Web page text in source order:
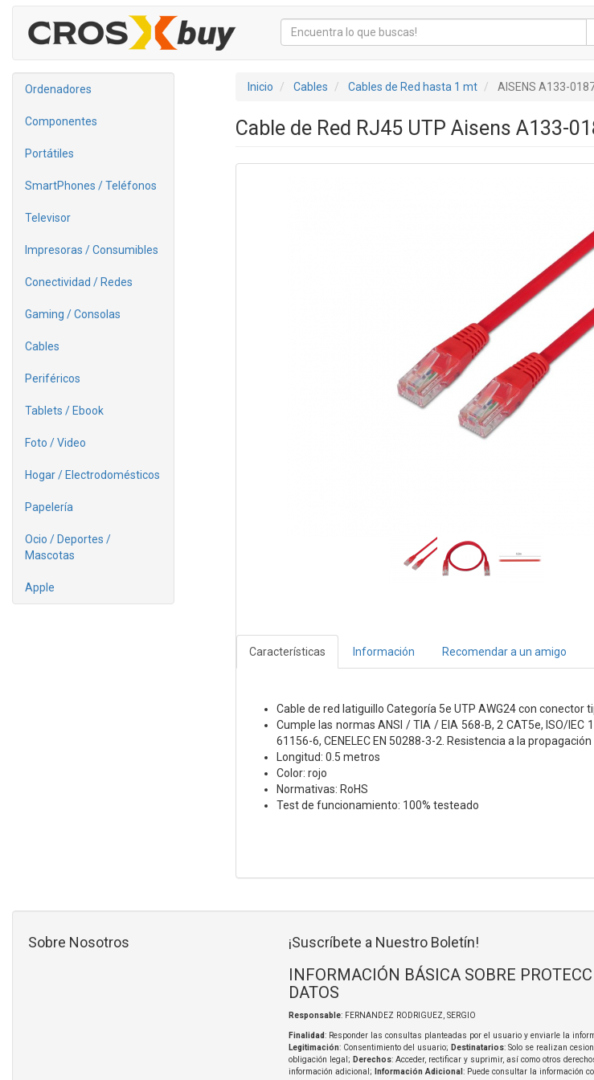
Ordenadores
Componentes
Portátiles
SmartPhones / Teléfonos
Televisor
Impresoras / Consumibles
Conectividad / Redes
Gaming / Consolas
Cables
Periféricos
Tablets / Ebook
Foto / Video
Hogar / Electrodomésticos
Papelería
Ocio / Deportes /
Mascotas
Apple
Inicio Cables Cables de Red hasta 1 mt AISENS A133-
Cable de Red RJ45 UTP Aisens A133-
Características Información Recomendar a un amigo
Cable de red latiguillo Categoría 5e UTP AWG24 con conector
Cumple las normas ANSI / TIA / EIA 568-B, 2 CAT5e, ISO/IEC
61156-6, CENELEC EN 50288-3-2. Resistencia a la
Longitud: 0.5 metros
Color: rojo
Normativas: RoHS
Test de funcionamiento: 100% testeado
Sobre Nosotros ¡Suscríbete a Nuestro Boletín!
INFORMACIÓN BÁSICA SOBRE
DATOS
Responsable: FERNANDEZ RODRIGUEZ, SERGIO
Finalidad: Responder las consultas planteadas por el usuario y enviarle la
Legitimación: Consentimiento del usuario; Destinatarios: Solo se realizan
obligación legal; Derechos: Acceder, rectificar y suprimir, así como otros
información adicional;
Información Adicional : Puede consultar la información